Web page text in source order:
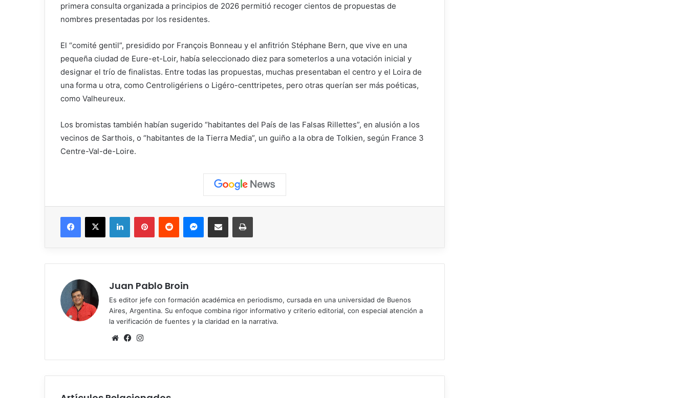
primera consulta organizada a principios de 2026 permitió recoger cientos de propuestas de
nombres presentadas por los residentes.
El “comité gentil”, presidido por François Bonneau y el anfitrión Stéphane Bern, que vive en una
pequeña ciudad de Eure-et-Loir, había seleccionado diez para someterlos a una votación inicial y
designar el trío de finalistas. Entre todas las propuestas, muchas presentaban el centro y el Loira de
una forma u otra, como Centroligériens o Ligéro-centtripetes, pero otras querían ser más poéticas,
como Valheureux.
Los bromistas también habían sugerido “habitantes del País de las Falsas Rillettes”, en alusión a los
vecinos de Sarthois, o “habitantes de la Tierra Media”, un guiño a la obra de Tolkien, según France 3
Centre-Val-de-Loire.
Facebook
X LinkedInPinterestReddit MessengerCompartir vía correo electrónicoImprimir
Juan Pablo Broin
Es editor jefe con formación académica en periodismo, cursada en una universidad de Buenos
Aires, Argentina. Su enfoque combina rigor informativo y criterio editorial, con especial atención a
la verificación de fuentes y la claridad en la narrativa.
SitioFacebook